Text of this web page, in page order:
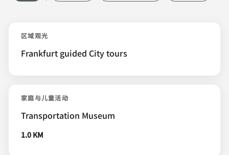
区域观光
Frankfurt guided City tours
家庭与儿童活动
Transportation Museum
1.0 KM